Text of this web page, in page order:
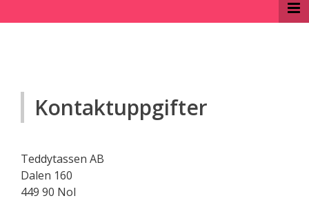
Kontaktuppgifter
Teddytassen AB
Dalen 160
449 90 Nol